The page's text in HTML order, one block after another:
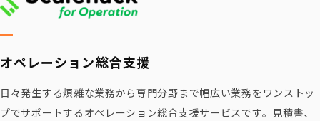
オペレーション総合支援
日々発生する煩雑な業務から専門分野まで幅広い業務をワンストッ
プでサポートするオペレーション総合支援サービスです。見積書、